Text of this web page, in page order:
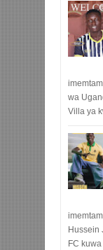
wa
Villa ya
Hussein
FC